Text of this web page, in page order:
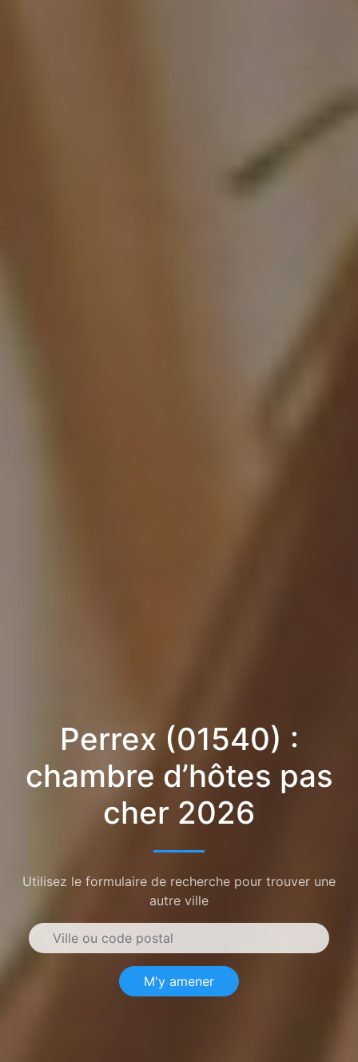
Perrex (01540) :
chambre d’hôtes pas
cher 2026
Utilisez le formulaire de recherche pour trouver une
autre ville
M'y amener